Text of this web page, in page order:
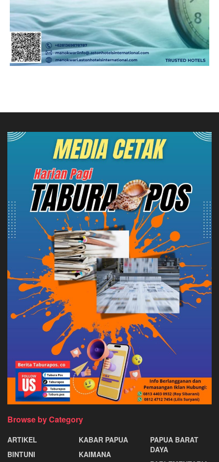
Browse by Category
ARTIKEL
BINTUNI
KABAR PAPUA
KAIMANA
PAPUA BARAT
DAYA